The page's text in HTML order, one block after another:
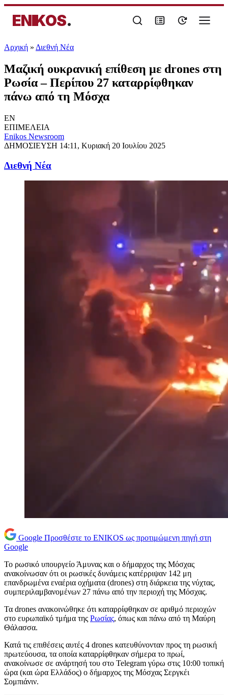
ENIKOS.
Αρχική » Διεθνή Νέα
Μαζική ουκρανική επίθεση με drones στη
Ρωσία – Περίπου 27 καταρρίφθηκαν
πάνω από τη Μόσχα
EN
ΕΠΙΜΕΛΕΙΑ
Enikos Newsroom
ΔΗΜΟΣΙΕΥΣΗ 14:11, Κυριακή 20 Ιουλίου 2025
Διεθνή Νέα
Google Προσθέστε το ENIKOS ως προτιμώμενη πηγή στη
Google
Το ρωσικό υπουργείο Άμυνας και ο δήμαρχος της Μόσχας
ανακοίνωσαν ότι οι ρωσικές δυνάμεις κατέρριψαν 142 μη
επανδρωμένα εναέρια οχήματα (drones) στη διάρκεια της νύχτας,
συμπεριλαμβανομένων 27 πάνω από την περιοχή της Μόσχας.
Τα drones ανακοινώθηκε ότι καταρρίφθηκαν σε αριθμό περιοχών
στο ευρωπαϊκό τμήμα της Ρωσίας, όπως και πάνω από τη Μαύρη
Θάλασσα.
Κατά τις επιθέσεις αυτές 4 drones κατευθύνονταν προς τη ρωσική
πρωτεύουσα, τα οποία καταρρίφθηκαν σήμερα το πρωί,
ανακοίνωσε σε ανάρτησή του στο Telegram γύρω στις 10:00 τοπική
ώρα (και ώρα Ελλάδος) ο δήμαρχος της Μόσχας Σεργκέι
Σομπιάνιν.